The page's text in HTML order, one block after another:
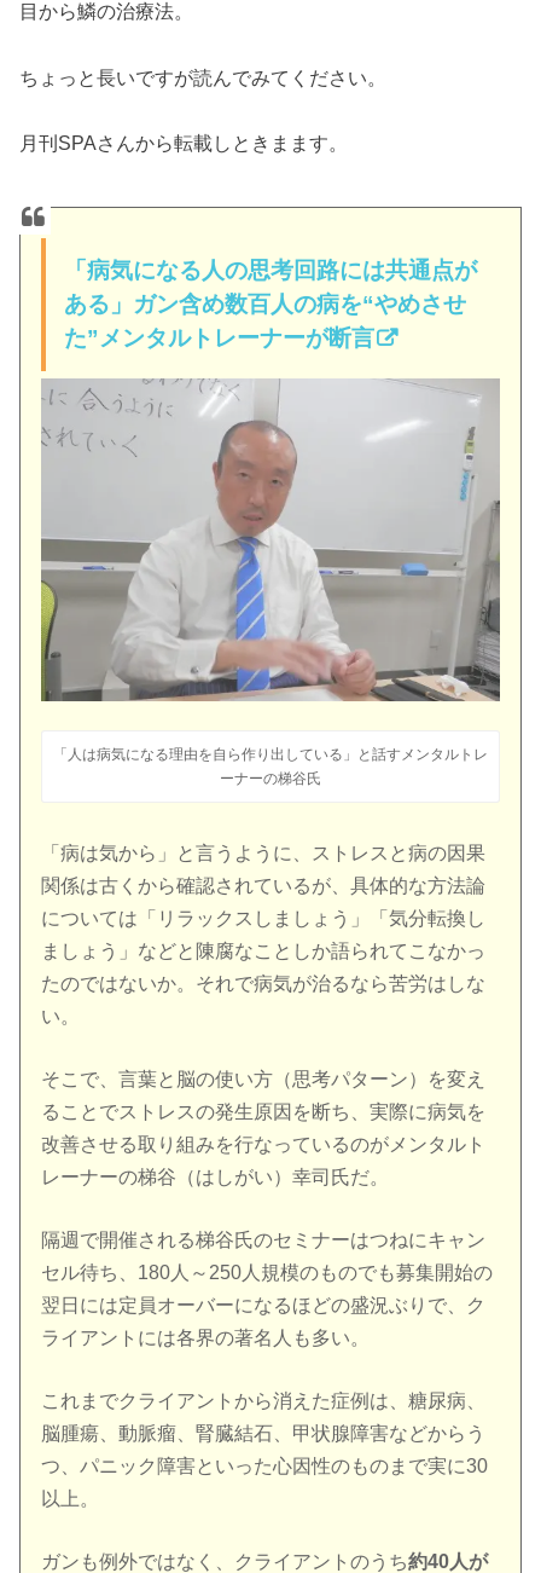
目から鱗の治療法。
ちょっと長いですが読んでみてください。
月刊SPAさんから転載しときまます。
「病気になる人の思考回路には共通点が
ある」ガン含め数百人の病を“やめさせ
た”メンタルトレーナーが断言
「人は病気になる理由を自ら作り出している」と話すメンタルトレ
ーナーの梯谷氏
「病は気から」と言うように、ストレスと病の因果
関係は古くから確認されているが、具体的な方法論
については「リラックスしましょう」「気分転換し
ましょう」などと陳腐なことしか語られてこなかっ
たのではないか。それで病気が治るなら苦労はしな
い。
そこで、言葉と脳の使い方（思考パターン）を変え
ることでストレスの発生原因を断ち、実際に病気を
改善させる取り組みを行なっているのがメンタルト
レーナーの梯谷（はしがい）幸司氏だ。
隔週で開催される梯谷氏のセミナーはつねにキャン
セル待ち、180人～250人規模のものでも募集開始の
翌日には定員オーバーになるほどの盛況ぶりで、ク
ライアントには各界の著名人も多い。
これまでクライアントから消えた症例は、糖尿病、
脳腫瘍、動脈瘤、腎臓結石、甲状腺障害などからう
つ、パニック障害といった心因性のものまで実に30
以上。
ガンも例外ではなく、クライアントのうち約40人が